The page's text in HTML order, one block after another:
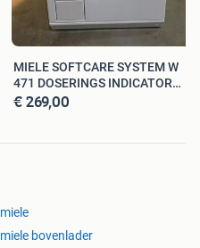
MIELE SOFTCARE SYSTEM W
471 DOSERINGS INDICATOR
1600RPM
€ 269,00
miele
miele bovenlader